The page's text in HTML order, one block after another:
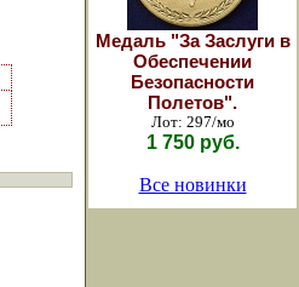
Медаль "За Заслуги в
Обеспечении
Безопасности
Полетов".
Лот: 297/мо
1 750 руб.
Все новинки